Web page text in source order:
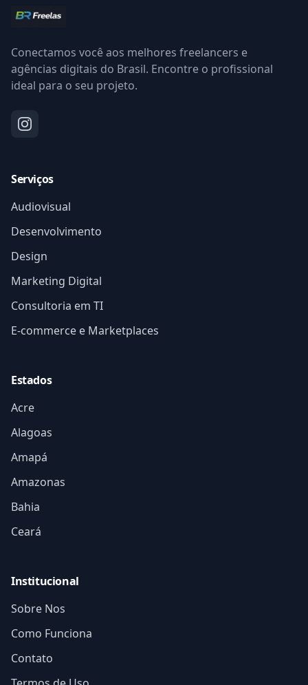
Conectamos você aos melhores freelancers e
agências digitais do Brasil. Encontre o profissional
ideal para o seu projeto.
Serviços
Audiovisual
Desenvolvimento
Design
Marketing Digital
Consultoria em TI
E-commerce e Marketplaces
Estados
Acre
Alagoas
Amapá
Amazonas
Bahia
Ceará
Institucional
Sobre Nos
Como Funciona
Contato